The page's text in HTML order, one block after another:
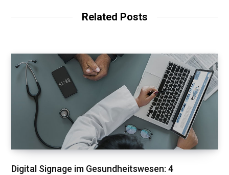
Related Posts
Digital Signage im Gesundheitswesen: 4